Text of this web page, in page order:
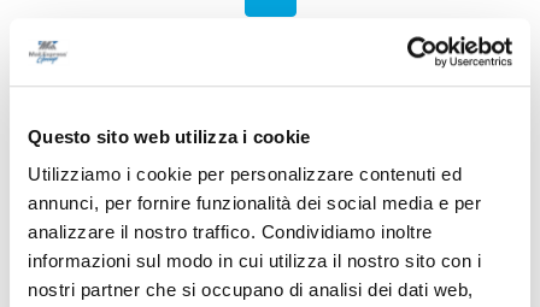
Questo sito web utilizza i cookie
Utilizziamo i cookie per personalizzare contenuti ed
annunci, per fornire funzionalità dei social media e per
analizzare il nostro traffico. Condividiamo inoltre
informazioni sul modo in cui utilizza il nostro sito con i
nostri partner che si occupano di analisi dei dati web,
Pubblicità